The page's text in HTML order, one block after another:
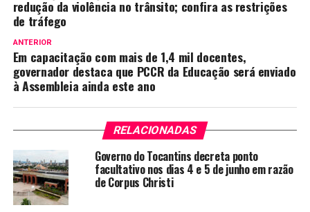
redução da violência no trânsito; confira as restrições
de tráfego
ANTERIOR
Em capacitação com mais de 1,4 mil docentes,
governador destaca que PCCR da Educação será enviado
à Assembleia ainda este ano
RELACIONADAS
Governo do Tocantins decreta ponto
facultativo nos dias 4 e 5 de junho em razão
de Corpus Christi